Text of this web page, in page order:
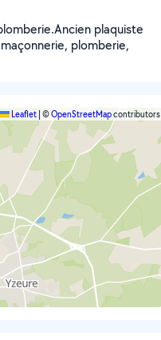
plaquiste
plomberie,
Leaflet ©OpenStreetMapcontributors